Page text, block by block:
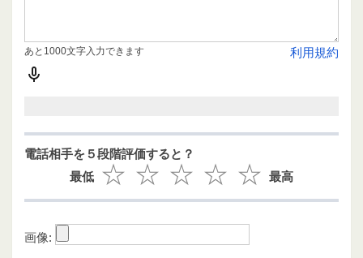
利用規約
あと1000文字入力できます
電話相手を５段階評価すると？
最低
最高
画像: